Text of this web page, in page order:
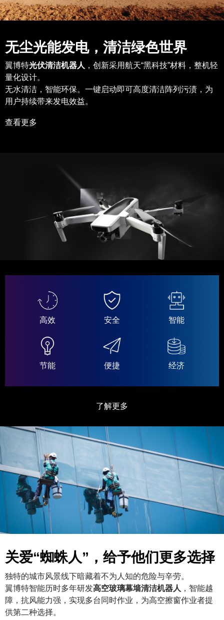
无尘光能发电，清洁绿色世界
翼博特光伏清洁机器人 ，创新采用航天“黑科技”材料，整机轻
量化设计。
无水清洁，智能环保。一键启动即可高度清洁阵列污渍，为
用户持续带来发电效益。
查看更多
高效 安全 智能
节能 便捷 经济
了解更多
关爱“蜘蛛人”，给予他们更多选择
独特的城市风景线下暗藏着不为人知的危险与辛劳。
翼博特智能历时多年研发高空玻璃幕墙清洁机器人 ，智能越
障，抗风能力强，实现多台同时作业，为高空擦窗作业者提
供第二种选择。